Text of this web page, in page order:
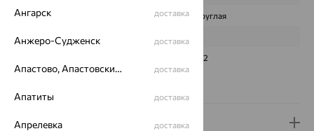
ФОРМА ОГРАНКИ Круглая
ГРАНЕЙ
2/2
Доставка и оплата
Ангарск доставка
Анжеро-Судженск доставка
Апастово, Апастовский район доставка
Апатиты доставка
Апрелевка доставка